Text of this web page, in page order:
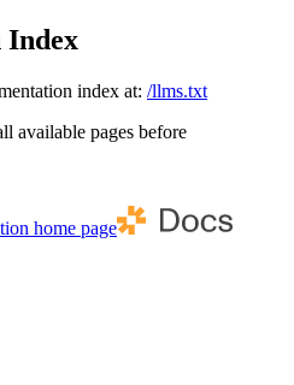
Index
index at: /llms.txt
available pages before
home page